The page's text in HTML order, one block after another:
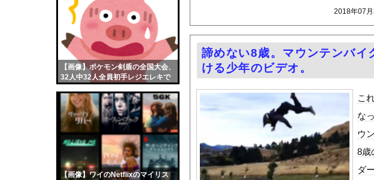
【画像】ポケモン剣盾の全国大会、
32人中32人全員初手レジエレキで
【画像】ワイのNetflixのマイリス
宮澤エマに「国宝級の浴衣美人」の声！「マイ・フィ
【悲報】ジ・Oが急に動かなくなった
【画像】おまえらくんの机がこの女の子の椅子にされ
【朗報】齋藤飛鳥、前屈みで完全に見えてる動画が
【画像】おまえらこういう地雷系の女子高生って好き
海外「日本よ、お前がナンバーワンだ」 熊本地震直
勇気を出して白人美女にチン凸したアジア人短小男
10年もの間浮気してた嫁。まさかと思い長男のDNA
2018年07
諦めない8歳。マウンテンバイ
ける少年のビデオ。
こ
な
ウ
8歳
ダ